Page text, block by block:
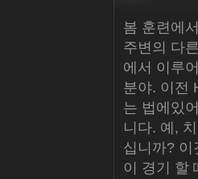
봄 훈련에
주변의 다
에서 이루
분야. 이전
는 법에있
니다. 예,
십니까?
이 경기 할